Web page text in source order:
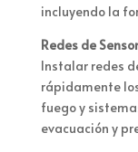
incluyendo la
Redes de
Instalar redes
rápidamente
fuego y
evacuación y